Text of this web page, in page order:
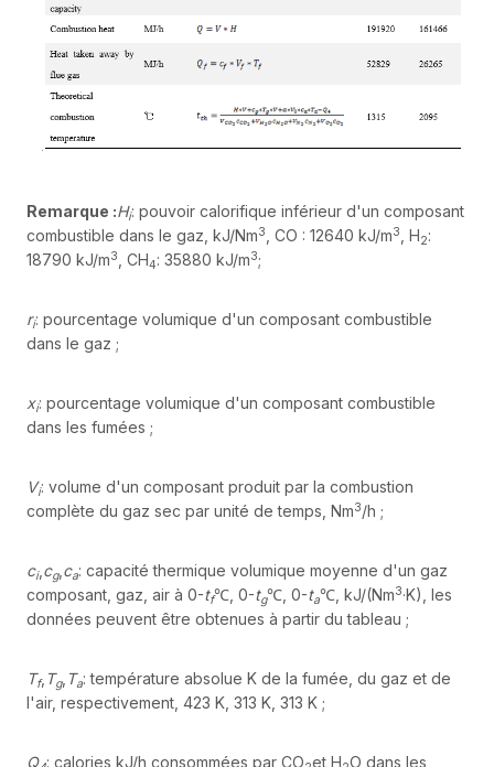
Remarque :Hi: pouvoir calorifique inférieur d'un composant
combustible dans le gaz, kJ/Nm3 , CO : 12640 kJ/m3 , H2:
18790 kJ/m3 , CH4: 35880 kJ/m3;
ri: pourcentage volumique d'un composant combustible
dans le gaz ;
xi: pourcentage volumique d'un composant combustible
dans les fumées ;
Vi: volume d'un composant produit par la combustion
complète du gaz sec par unité de temps, Nm3/h ;
ci, cg, ca: capacité thermique volumique moyenne d'un gaz
composant, gaz, air à 0-tf℃, 0-tg℃, 0-ta℃, kJ/(Nm3·K), les
données peuvent être obtenues à partir du tableau ;
Tf, Tg, Ta: température absolue K de la fumée, du gaz et de
l'air, respectivement, 423 K, 313 K, 313 K ;
Q : calories kJ/h consommées par CO et H O dans les